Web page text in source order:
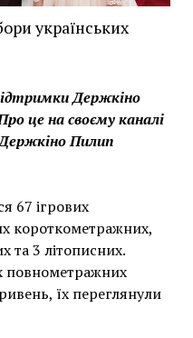
українських
Держкіно
це на своєму каналі
Пилип
67 ігрових
короткометражних,
та 3 літописних.
повнометражних
їх переглянули